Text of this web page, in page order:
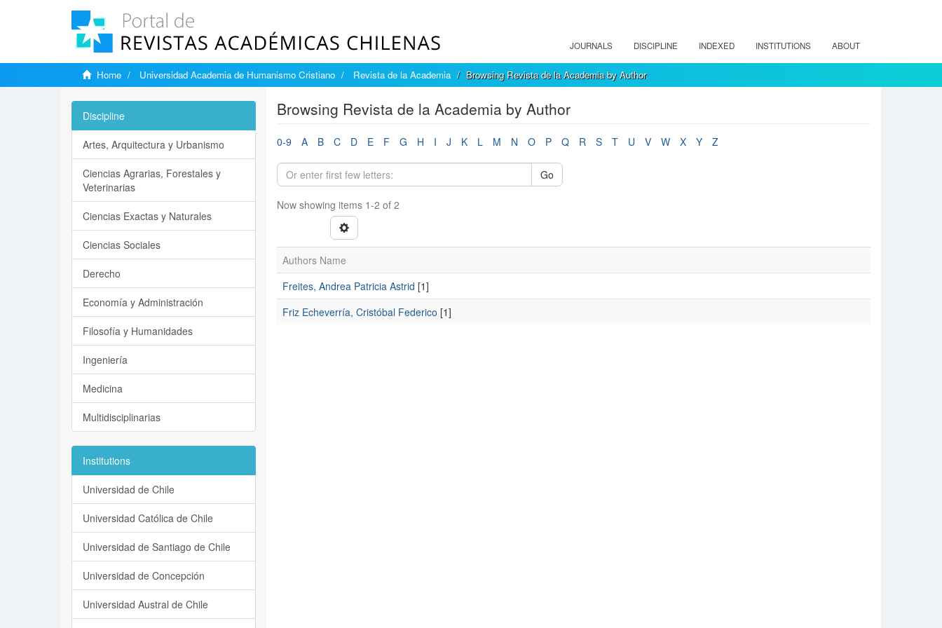
JOURNALS DISCIPLINE INDEXED INSTITUTIONS ABOUT
Home Universidad Academia de Humanismo Cristiano Revista de la Academia Browsing Revista de la Academia by Author
Browsing Revista de la Academia by Author
0-9 A B C D E F G H I J K L M N O P Q R S T U V W X Y Z
Go
Now showing items 1-2 of 2
Authors Name
Freites, Andrea Patricia Astrid [1]
Friz Echeverría, Cristóbal Federico [1]
Discipline
Artes, Arquitectura y Urbanismo
Ciencias Agrarias, Forestales y
Veterinarias
Ciencias Exactas y Naturales
Ciencias Sociales
Derecho
Economía y Administración
Filosofía y Humanidades
Ingeniería
Medicina
Multidisciplinarias
Institutions
Universidad de Chile
Universidad Católica de Chile
Universidad de Santiago de Chile
Universidad de Concepción
Universidad Austral de Chile